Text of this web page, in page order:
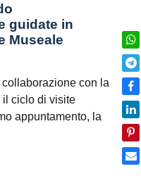
guidate in
Museale
collaborazione con la
il ciclo di visite
appuntamento, la